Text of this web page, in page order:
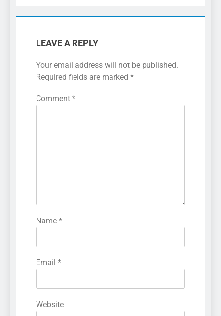
LEAVE A REPLY
Your email address will not be published.
Required fields are marked *
Comment *
Name *
Email *
Website